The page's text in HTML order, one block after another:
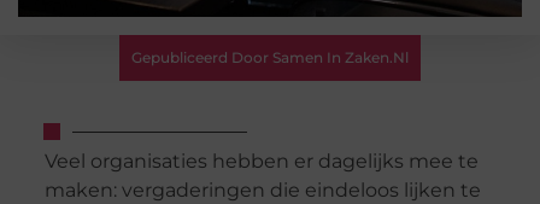
Gepubliceerd Door Samen In Zaken.nl
Veel organisaties hebben er dagelijks mee te
maken: vergaderingen die eindeloos lijken te